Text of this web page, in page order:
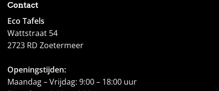
Contact
Eco Tafels
Wattstraat 54
2723 RD Zoetermeer
Openingstijden:
Maandag – Vrijdag: 9:00 – 18:00 uur